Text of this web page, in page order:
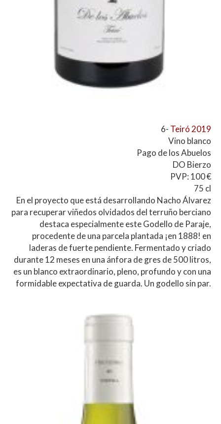
6- Teiró 2019
Vino blanco
Pago de los Abuelos
DO Bierzo
PVP: 100 €
75 cl
En el proyecto que está desarrollando Nacho Álvarez
para recuperar viñedos olvidados del terruño berciano
destaca especialmente este Godello de Paraje,
procedente de una parcela plantada ¡en 1888! en
laderas de fuerte pendiente. Fermentado y criado
durante 12 meses en una ánfora de gres de 500 litros,
es un blanco extraordinario, pleno, profundo y con una
formidable expectativa de guarda. Un godello sin par.